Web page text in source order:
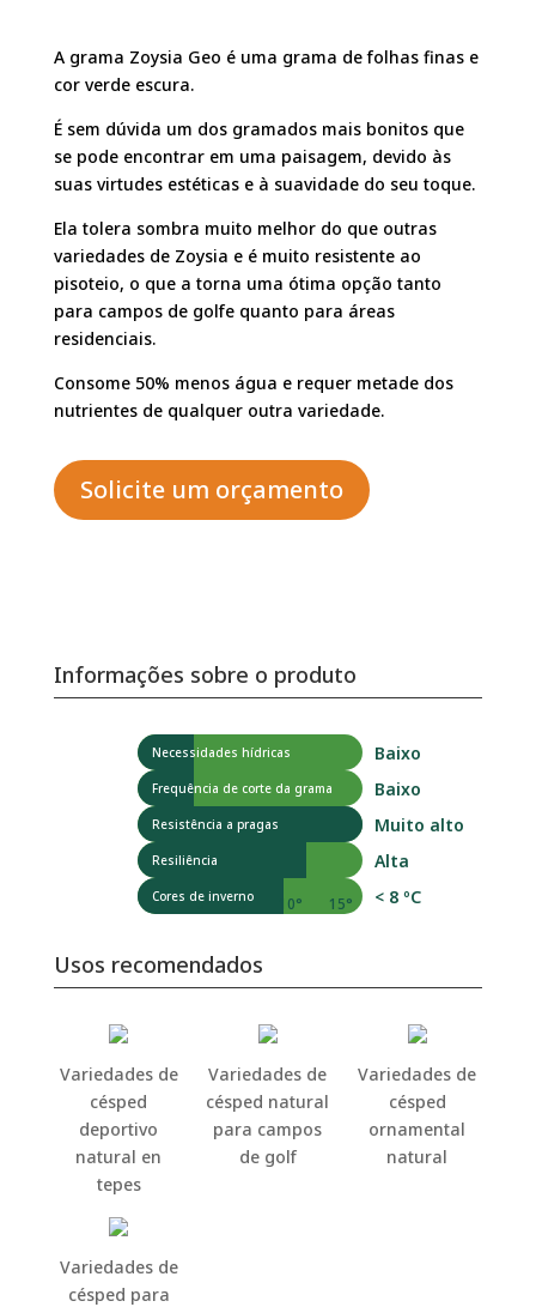
A grama Zoysia Geo é uma grama de folhas finas e
cor verde escura.
É sem dúvida um dos gramados mais bonitos que
se pode encontrar em uma paisagem, devido às
suas virtudes estéticas e à suavidade do seu toque.
Ela tolera sombra muito melhor do que outras
variedades de Zoysia e é muito resistente ao
pisoteio, o que a torna uma ótima opção tanto
para campos de golfe quanto para áreas
residenciais.
Consome 50% menos água e requer metade dos
nutrientes de qualquer outra variedade.
Solicite um orçamento
Informações sobre o produto
Necessidades hídricas Baixo
Frequência de corte da grama Baixo
Resistência a pragas Muito alto
Resiliência Alta
Cores de inverno < 8 ºC
-5° 0° 5º 10° 15°
Usos recomendados
Variedades de
césped
deportivo
natural en
tepes
Variedades de
césped natural
para campos
de golf
Variedades de
césped
ornamental
natural
Variedades de
césped para